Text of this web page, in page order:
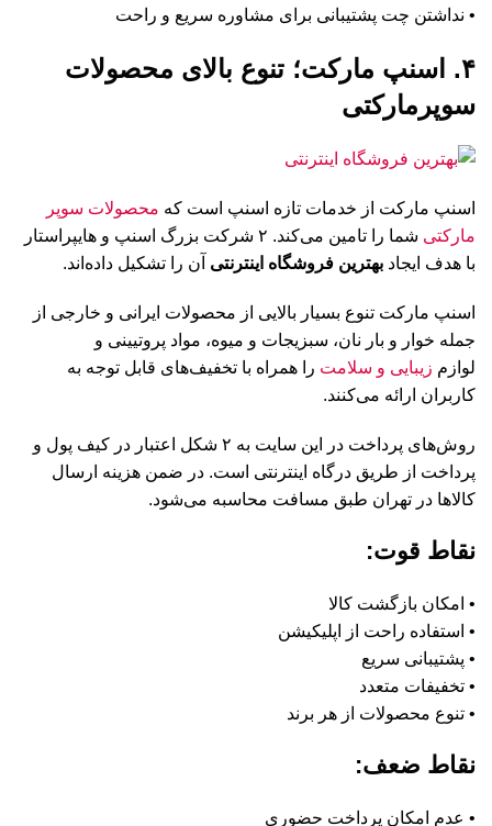
• نداشتن چت پشتیبانی برای مشاوره سریع و راحت
۴. اسنپ مارکت؛ تنوع بالای محصولات
سوپرمارکتی
اسنپ مارکت از خدمات تازه اسنپ است که محصولات سوپر
مارکتی
شما را تامین می‌کند. ۲ شرکت بزرگ اسنپ و هایپراستار
با هدف ایجاد بهترین فروشگاه اینترنتی آن را تشکیل داده‌اند.
اسنپ مارکت تنوع بسیار بالایی از محصولات ایرانی و خارجی از
جمله خوار و بار نان، سبزیجات و میوه، مواد پروتیینی و
لوازم زیبایی و سلامت را همراه با تخفیف‌های قابل توجه به
کاربران ارائه می‌کنند.
روش‌های پرداخت در این سایت به ۲ شکل اعتبار در کیف پول و
پرداخت از طریق درگاه اینترنتی است. در ضمن هزینه ارسال
کالا‌ها در تهران طبق مسافت محاسبه می‌شود.
نقاط قوت:
• امکان بازگشت کالا
• استفاده راحت از اپلیکیشن
• پشتیبانی سریع
• تخفیفات متعدد
• تنوع محصولات از هر برند
نقاط ضعف:
• عدم امکان پرداخت حضوری